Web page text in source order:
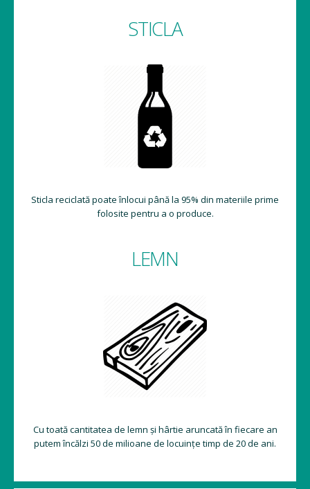
STICLA
Sticla reciclată poate înlocui până la 95% din materiile prime
folosite pentru a o produce.
LEMN
Cu toată cantitatea de lemn și hârtie aruncată în fiecare an
putem încălzi 50 de milioane de locuințe timp de 20 de ani.